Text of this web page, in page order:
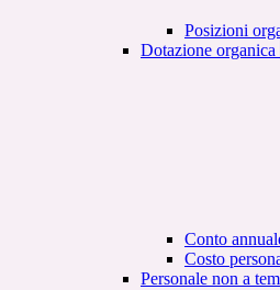
Posizioni
Dotazione organica
Conto
Costo
Personale non a